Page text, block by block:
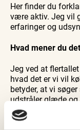
Her finder du
være aktiv. Jeg vil
erfaringer og
Hvad mener du
Jeg ved at
hvad det er vi vil
betyder, at vi
udstråler glæde og
præsenterer for